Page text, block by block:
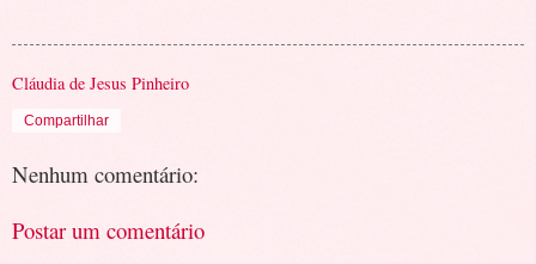
Cláudia de Jesus Pinheiro
Compartilhar
Nenhum comentário:
Postar um comentário